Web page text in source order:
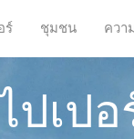
ร์ ชุมชน ควา
ปเป